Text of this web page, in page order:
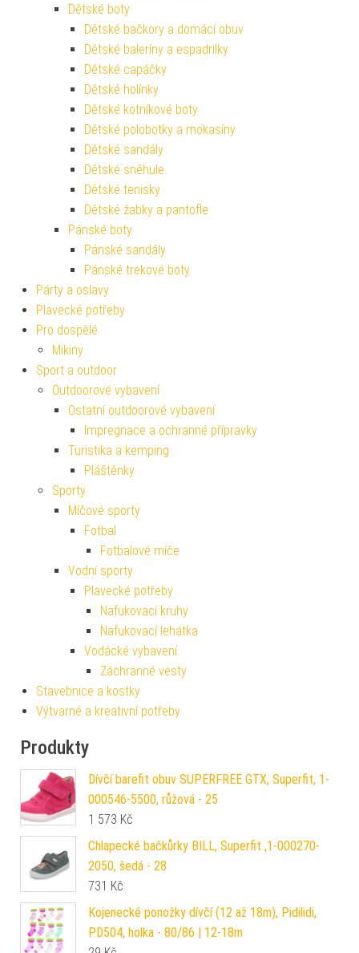
Dětské boty
Dětské bačkory a domácí obuv
Dětské baleríny a espadrilky
Dětské capáčky
Dětské holínky
Dětské kotníkové boty
Dětské polobotky a mokasíny
Dětské sandály
Dětské sněhule
Dětské tenisky
Dětské žabky a pantofle
Pánské boty
Pánské sandály
Pánské trekové boty
Párty a oslavy
Plavecké potřeby
Pro dospělé
Mikiny
Sport a outdoor
Outdoorové vybavení
Ostatní outdoorové vybavení
Impregnace a ochranné přípravky
Turistika a kemping
Pláštěnky
Sporty
Míčové sporty
Fotbal
Fotbalové míče
Vodní sporty
Plavecké potřeby
Nafukovací kruhy
Nafukovací lehátka
Vodácké vybavení
Záchranné vesty
Stavebnice a kostky
Výtvarné a kreativní potřeby
Produkty
Dívčí barefit obuv SUPERFREE GTX, Superfit, 1-
000546-5500, růžová - 25
1 573 Kč
Chlapecké bačkůrky BILL, Superfit ,1-000270-
2050, šedá - 28
731 Kč
Kojenecké ponožky dívčí (12 až 18m), Pidilidi,
PD504, holka - 80/86 | 12-18m